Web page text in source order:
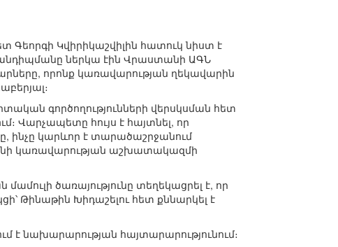
Գեորգի Կվիրիկաշվիլին հատուկ նիստ է
ներկա էին Վրաստանի ԱԳՆ
որոնք կառավարության ղեկավարին
գործողությունների վերսկսման հետ
Վարչապետը հույս է հայտնել, որ
ինչը կարևոր է տարածաշրջանում
կառավարության աշխատակազմի
ծառայությունը տեղեկացրել է, որ
Թինաթին Խիդաշելու հետ քննարկել է
է նախարարության հայտարարությունում։